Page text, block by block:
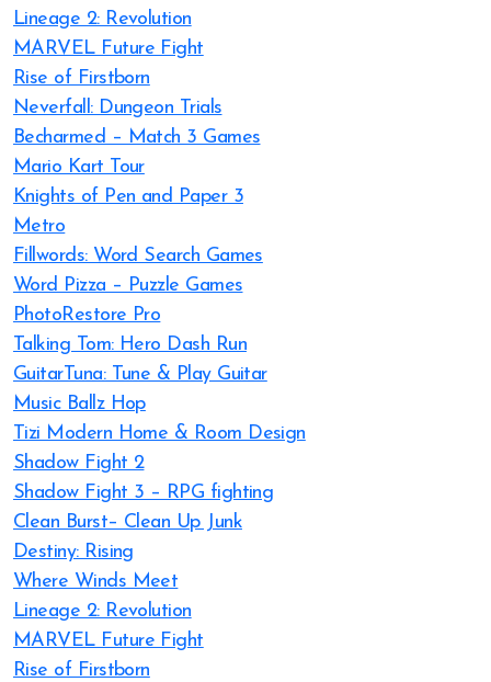
Lineage 2: Revolution
MARVEL Future Fight
Rise of Firstborn
Neverfall: Dungeon Trials
Becharmed – Match 3 Games
Mario Kart Tour
Knights of Pen and Paper 3
Metro
Fillwords: Word Search Games
Word Pizza – Puzzle Games
PhotoRestore Pro
Talking Tom: Hero Dash Run
GuitarTuna: Tune & Play Guitar
Music Ballz Hop
Tizi Modern Home & Room Design
Shadow Fight 2
Shadow Fight 3 – RPG fighting
Clean Burst– Clean Up Junk
Destiny: Rising
Where Winds Meet
Lineage 2: Revolution
MARVEL Future Fight
Rise of Firstborn